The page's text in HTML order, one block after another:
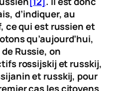
d’indiquer, au
ce qui est russien et
qu’aujourd’hui,
Russie, on
rossijskijetrusskij,
etrusskij, pour